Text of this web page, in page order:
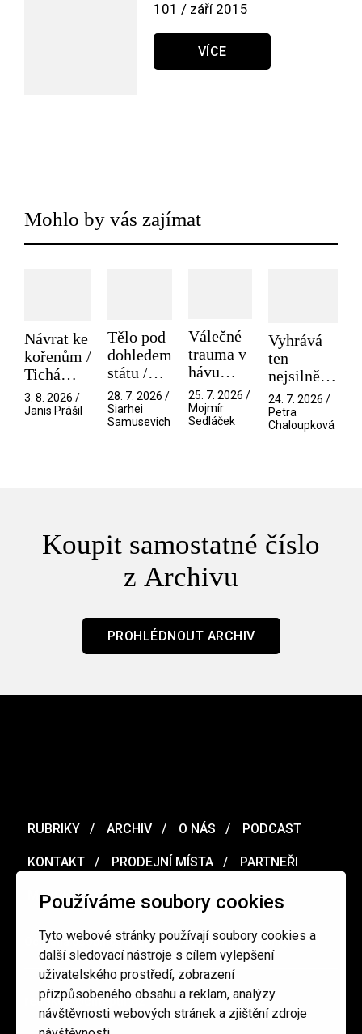
Používáme soubory cookies
Tyto webové stránky používají soubory cookies a
další sledovací nástroje s cílem vylepšení
uživatelského prostředí, zobrazení
přizpůsobeného obsahu a reklam, analýzy
návštěvnosti webových stránek a zjištění zdroje
101 / září 2015
VÍCE
Mohlo by vás zajímat
Návrat ke
kořenům /
Tichá
přítelkyně
3. 8. 2026 /
Janis Prášil
Tělo pod
dohledem
státu /
Pramen
28. 7. 2026 /
Siarhei
Samusevich
Válečné
trauma v
hávu
spektáklu
/ Odyssea
25. 7. 2026 /
Mojmír
Sedláček
Vyhrává
ten
nejsilnější
/ V nitru
manosféry
24. 7. 2026 /
Petra
Chaloupková
Koupit samostatné číslo
z Archivu
PROHLÉDNOUT ARCHIV
RUBRIKY ARCHIV O NÁS PODCAST
KONTAKT PRODEJNÍ MÍSTA PARTNEŘI
MERCH VOUCHER
Ochrana osobních údajů / Obchodní podmínky
redakce@cinepur.cz